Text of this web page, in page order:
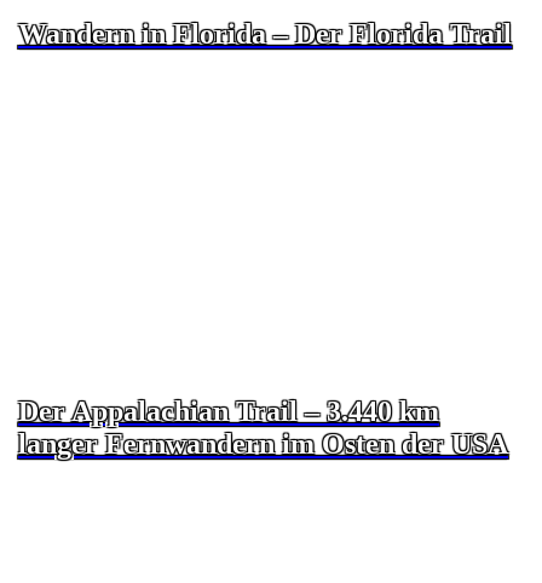
Wandern in Florida – Der Florida Trail
Der Appalachian Trail – 3.440 km
langer Fernwandern im Osten der USA